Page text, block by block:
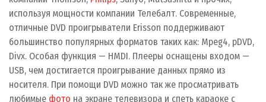
используя мощности компании Телебалт. Современные,
отличные DVD проигрыватели Erisson поддерживают
большинство популярных форматов таких как: Mpeg4, pDVD,
Divx. Особая функция — HMDI. Плееры оснащены входом —
USB, чем достигается проигрывание данных прямо из
носителя. При помощи DVD можно так же просматривать
любимые фото на экране телевизора и спеть караоке с